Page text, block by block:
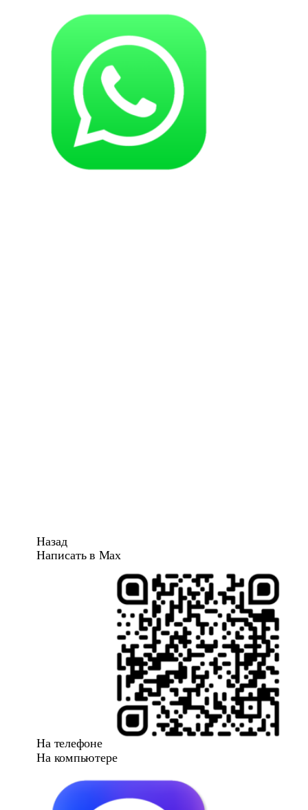
Назад
Написать в Max
На телефоне
На компьютере